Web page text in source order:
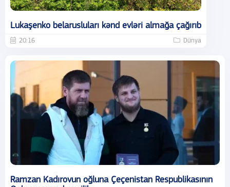
Lukaşenko belarusluları kənd evləri almağa çağırıb
20:16 Dünya
Ramzan Kadırovun oğluna Çeçenistan Respublikasının